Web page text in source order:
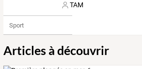
TAM
Sport
Articles à découvrir